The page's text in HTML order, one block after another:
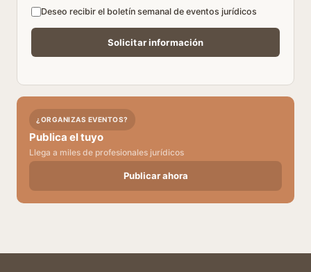
Deseo recibir el boletín semanal de eventos jurídicos
¿ORGANIZAS EVENTOS?
Publica el tuyo
Llega a miles de profesionales jurídicos
Publicar ahora